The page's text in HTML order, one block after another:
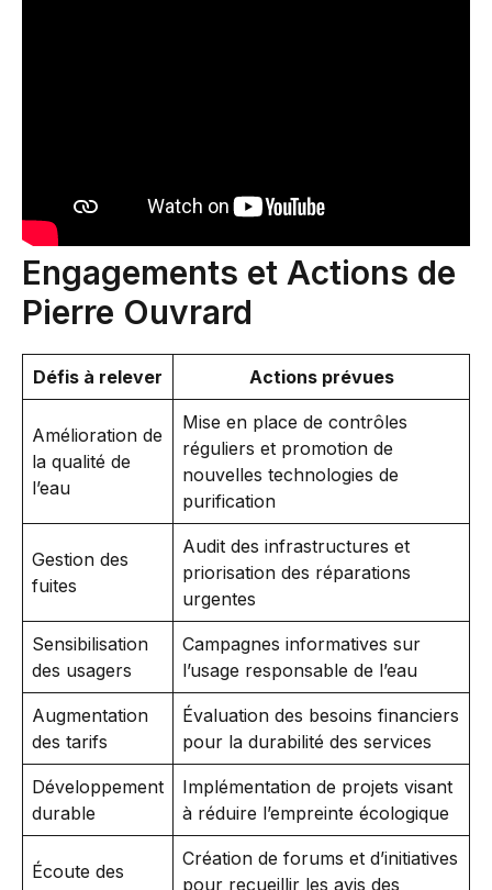
Engagements et Actions de
Pierre Ouvrard
Défis à relever Actions prévues
Amélioration de
la qualité de
l’eau
Mise en place de contrôles
réguliers et promotion de
nouvelles technologies de
purification
Gestion des
fuites
Audit des infrastructures et
priorisation des réparations
urgentes
Sensibilisation
des usagers
Campagnes informatives sur
l’usage responsable de l’eau
Augmentation
des tarifs
Évaluation des besoins financiers
pour la durabilité des services
Développement
durable
Implémentation de projets visant
à réduire l’empreinte écologique
Écoute des
Création de forums et d’initiatives
pour recueillir les avis des